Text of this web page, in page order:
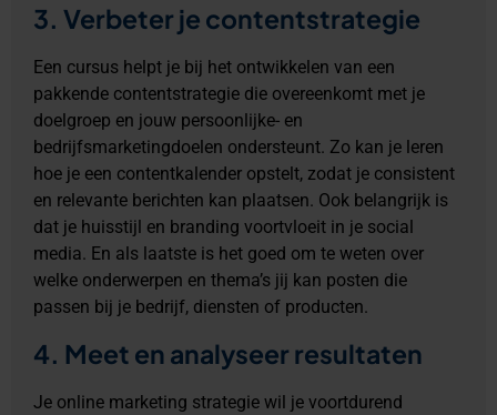
3. Verbeter je contentstrategie
Een cursus helpt je bij het ontwikkelen van een
pakkende contentstrategie die overeenkomt met je
doelgroep en jouw persoonlijke- en
bedrijfsmarketingdoelen ondersteunt. Zo kan je leren
hoe je een contentkalender opstelt, zodat je consistent
en relevante berichten kan plaatsen. Ook belangrijk is
dat je huisstijl en branding voortvloeit in je social
media. En als laatste is het goed om te weten over
welke onderwerpen en thema’s jij kan posten die
passen bij je bedrijf, diensten of producten.
4. Meet en analyseer resultaten
Je online marketing strategie wil je voortdurend